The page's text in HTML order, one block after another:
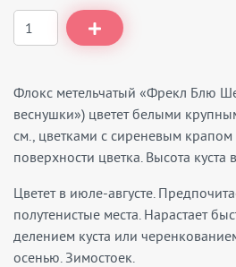
Флокс метельчатый «Фрекл Блю
веснушки») цветет белыми
см., цветками с сиреневым
поверхности цветка. Высота куста
Цветет в июле-августе.
полутенистые места. Нарастает
делением куста или
осенью. Зимостоек.